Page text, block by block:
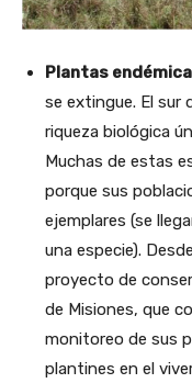
Plantas
se extingue. El sur
riqueza biológica
Muchas de estas
porque sus
ejemplares (se
una especie).
proyecto de
de Misiones, que
monitoreo de sus
plantines en el